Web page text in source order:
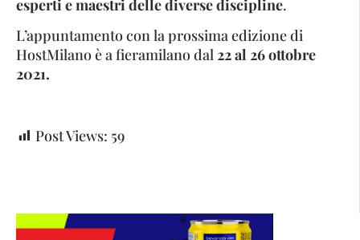
esperti e maestri delle diverse discipline.
L’appuntamento con la prossima edizione di
HostMilano è a fieramilano dal22 al 26 ottobre
2021.
Post Views: 59